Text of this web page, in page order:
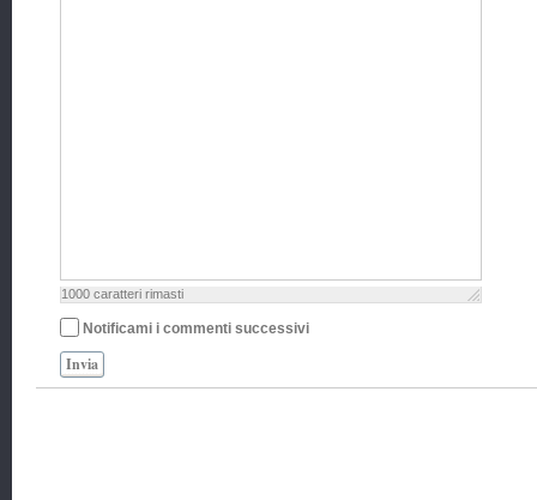
1000 caratteri rimasti
Notificami i commenti successivi
Invia